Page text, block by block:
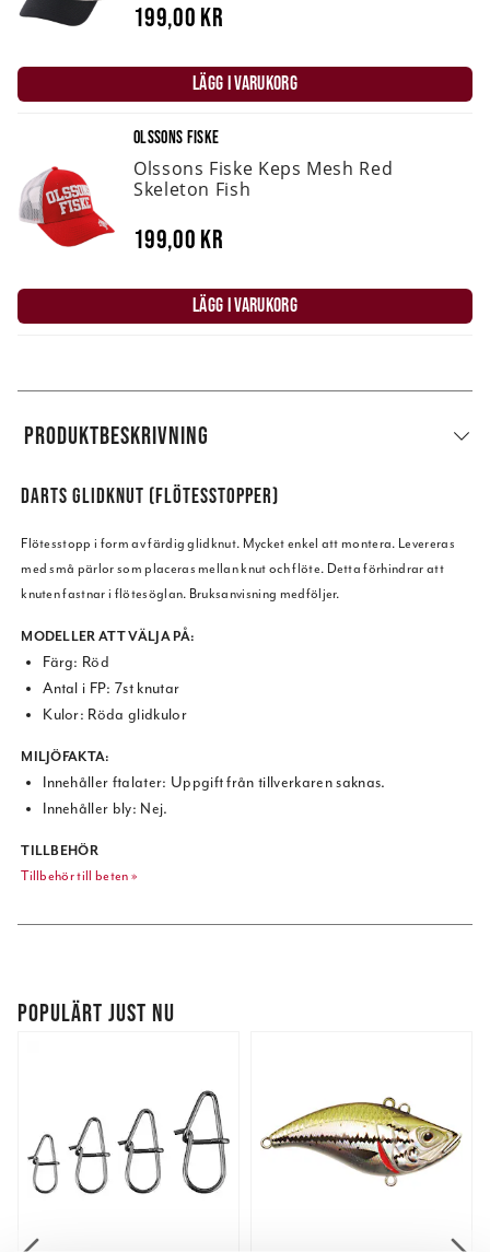
199,00 kr
LÄGG I VARUKORG
OLSSONS FISKE
Olssons Fiske Keps Mesh Red
Skeleton Fish
199,00 kr
LÄGG I VARUKORG
PRODUKTBESKRIVNING
DARTS GLIDKNUT (FLÖTESSTOPPER)
Flötesstopp i form av färdig glidknut. Mycket enkel att montera. Levereras
med små pärlor som placeras mellan knut och flöte. Detta förhindrar att
knuten fastnar i flötesöglan. Bruksanvisning medföljer.
MODELLER ATT VÄLJA PÅ:
Färg: Röd
Antal i FP: 7st knutar
Kulor: Röda glidkulor
MILJÖFAKTA:
Innehåller ftalater: Uppgift från tillverkaren saknas.
Innehåller bly: Nej.
TILLBEHÖR
Tillbehör till beten »
POPULÄRT JUST NU